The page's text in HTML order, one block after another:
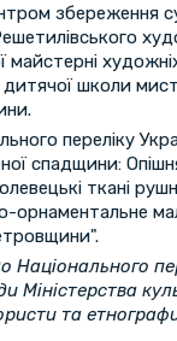
збереження
майстерні
школи
переліку
спадщини:
ткані
орнаментальне
Національного
Міністерства
та